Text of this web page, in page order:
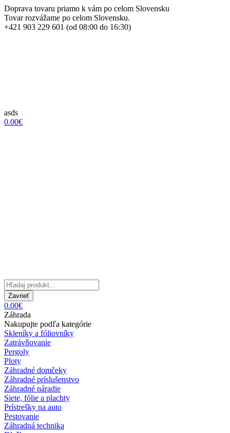
Doprava tovaru priamo k vám po celom Slovensku
Tovar rozvážame po celom Slovensku.
+421 903 229 601 (od 08:00 do 16:30)
asds
0.00€
Zavrieť
0.00€
Záhrada
Nakupujte podľa kategórie
Skleníky a fóliovníky
Zatrávňovanie
Pergoly
Ploty
Záhradné domčeky
Záhradné príslušenstvo
Záhradné náradie
Siete, fólie a plachty
Prístrešky na auto
Pestovanie
Záhradná technika